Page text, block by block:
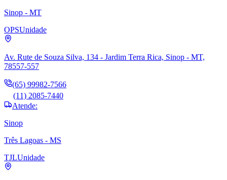
Sinop - MT
OPSUnidade
Av. Rute de Souza Silva, 134 - Jardim Terra Rica, Sinop - MT,
78557-557
(65) 99982-7566
(11) 2085-7440
Atende:
Sinop
Três Lagoas - MS
TJLUnidade